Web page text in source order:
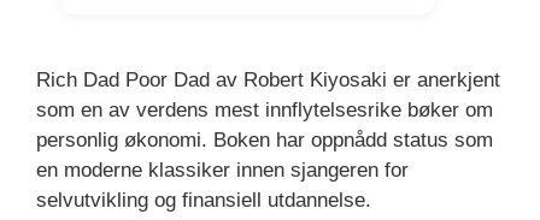
Rich Dad Poor Dad av Robert Kiyosaki er anerkjent
som en av verdens mest innflytelsesrike bøker om
personlig økonomi. Boken har oppnådd status som
en moderne klassiker innen sjangeren for
selvutvikling og finansiell utdannelse.